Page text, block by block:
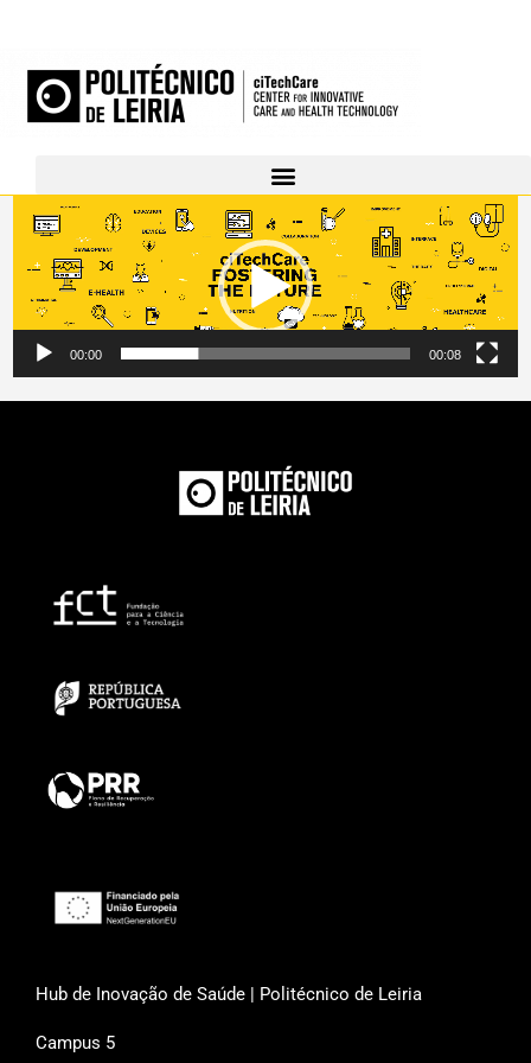
Player
00:00 00:08
Hub de Inovação de Saúde | Politécnico de Leiria
Campus 5